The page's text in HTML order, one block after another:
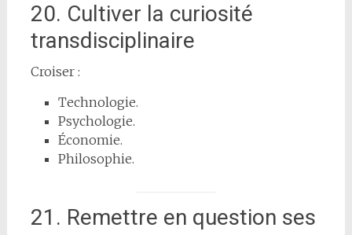
20. Cultiver la curiosité
transdisciplinaire
Croiser :
Technologie.
Psychologie.
Économie.
Philosophie.
21. Remettre en question ses